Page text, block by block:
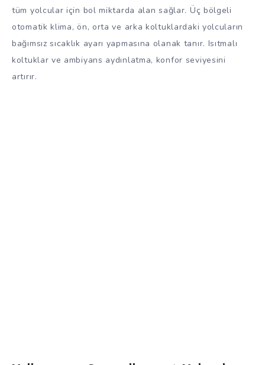
tüm yolcular için bol miktarda alan sağlar. Üç bölgeli
otomatik klima, ön, orta ve arka koltuklardaki yolcuların
bağımsız sıcaklık ayarı yapmasına olanak tanır. Isıtmalı
koltuklar ve ambiyans aydınlatma, konfor seviyesini
artırır.